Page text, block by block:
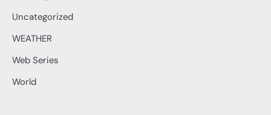
Uncategorized
WEATHER
Web Series
World